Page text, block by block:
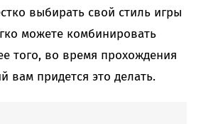
выбирать свой стиль игры
можете комбинировать
того, во время прохождения
вам придется это делать.